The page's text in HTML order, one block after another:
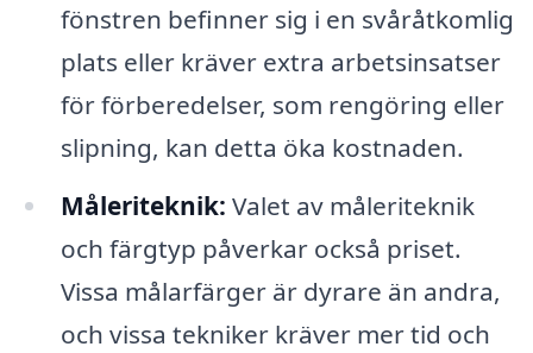
fönstren befinner sig i en svåråtkomlig
plats eller kräver extra arbetsinsatser
för förberedelser, som rengöring eller
slipning, kan detta öka kostnaden.
Måleriteknik: Valet av måleriteknik
och färgtyp påverkar också priset.
Vissa målarfärger är dyrare än andra,
och vissa tekniker kräver mer tid och